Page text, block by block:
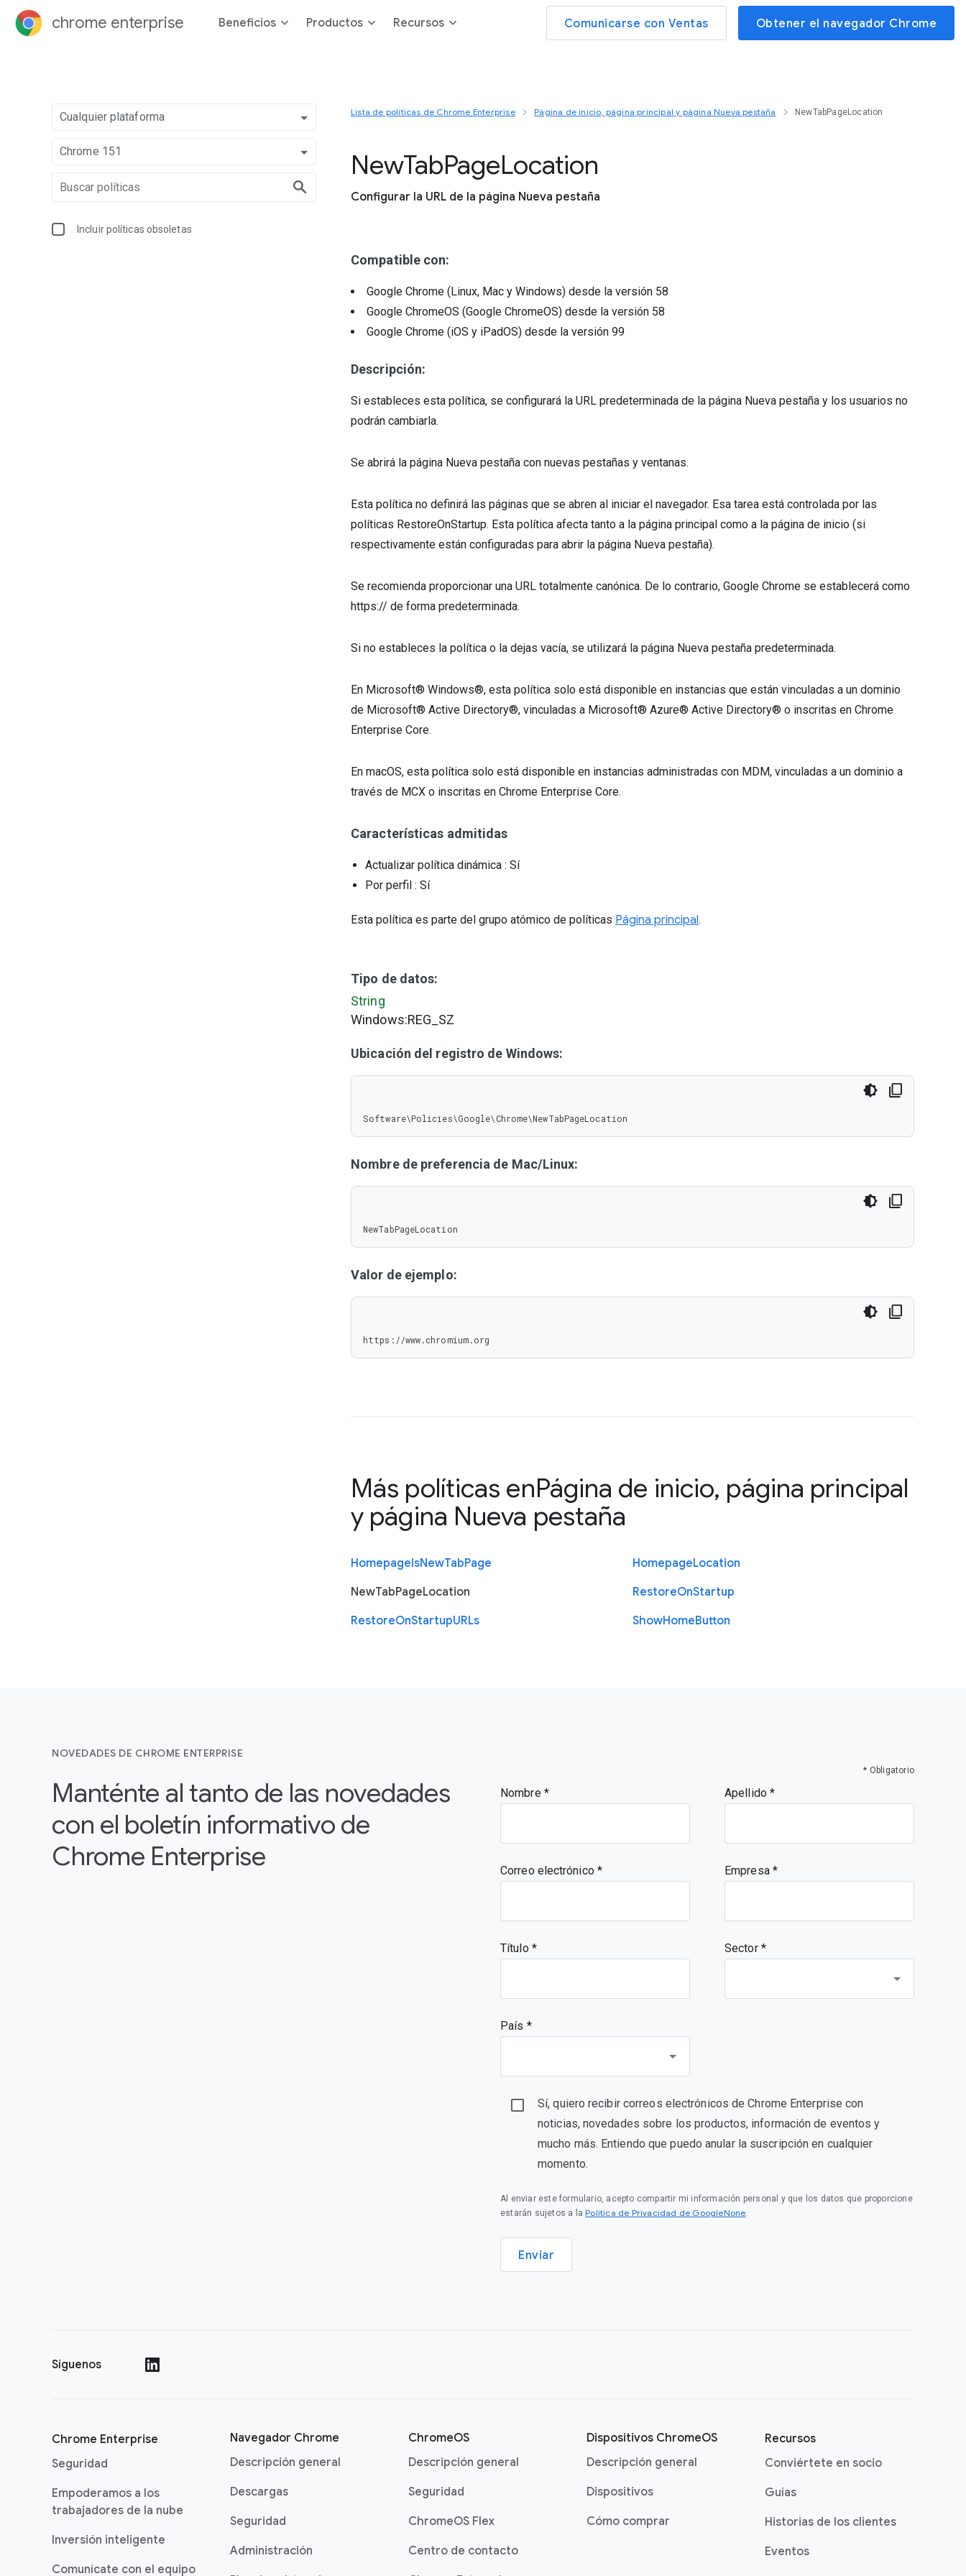
chrome enterprise Beneficios Productos Recursos Comunicarse con Ventas Obtener el navegador Chrome
Cualquier plataforma
Chrome 151
Incluir políticas obsoletas
Lista de políticas de Chrome Enterprise Página de inicio, página principal y página Nueva pestaña NewTabPageLocation
NewTabPageLocation
Configurar la URL de la página Nueva pestaña
Compatible con:
Google Chrome (Linux, Mac y Windows) desde la versión 58
Google ChromeOS (Google ChromeOS) desde la versión 58
Google Chrome (iOS y iPadOS) desde la versión 99
Descripción:
Si estableces esta política, se configurará la URL predeterminada de la página Nueva pestaña y los usuarios no
podrán cambiarla.
Se abrirá la página Nueva pestaña con nuevas pestañas y ventanas.
Esta política no definirá las páginas que se abren al iniciar el navegador. Esa tarea está controlada por las
políticas RestoreOnStartup. Esta política afecta tanto a la página principal como a la página de inicio (si
respectivamente están configuradas para abrir la página Nueva pestaña).
Se recomienda proporcionar una URL totalmente canónica. De lo contrario, Google Chrome se establecerá como
https:// de forma predeterminada.
Si no estableces la política o la dejas vacía, se utilizará la página Nueva pestaña predeterminada.
En Microsoft® Windows®, esta política solo está disponible en instancias que están vinculadas a un dominio
de Microsoft® Active Directory®, vinculadas a Microsoft® Azure® Active Directory® o inscritas en Chrome
Enterprise Core.
En macOS, esta política solo está disponible en instancias administradas con MDM, vinculadas a un dominio a
través de MCX o inscritas en Chrome Enterprise Core.
Características admitidas
Actualizar política dinámica : Sí
Por perfil : Sí
Esta política es parte del grupo atómico de políticas Página principal.
Tipo de datos:
String
Windows:REG_SZ
Ubicación del registro de Windows:
Software\Policies\Google\Chrome\NewTabPageLocation
Nombre de preferencia de Mac/Linux:
NewTabPageLocation
Valor de ejemplo:
https://www.chromium.org
Más políticas enPágina de inicio, página principal
y página Nueva pestaña
HomepageIsNewTabPage HomepageLocation
NewTabPageLocation RestoreOnStartup
RestoreOnStartupURLs ShowHomeButton
NOVEDADES DE CHROME ENTERPRISE
Manténte al tanto de las novedades
con el boletín informativo de
Chrome Enterprise
* Obligatorio
Nombre Apellido
Correo electrónico Empresa
Título Sector *
País *
Sí, quiero recibir correos electrónicos de Chrome Enterprise con
noticias, novedades sobre los productos, información de eventos y
mucho más. Entiendo que puedo anular la suscripción en cualquier
momento.
Al enviar este formulario, acepto compartir mi información personal y que los datos que proporcione
estarán sujetos a la Política de Privacidad de GoogleNone.
Enviar
Síguenos
Chrome Enterprise
Seguridad
Empoderamos a los
trabajadores de la nube
Inversión inteligente
Comunícate con el equipo
Navegador Chrome
Descripción general
Descargas
Seguridad
Administración
ChromeOS
Descripción general
Seguridad
ChromeOS Flex
Centro de contacto
Dispositivos ChromeOS
Descripción general
Dispositivos
Cómo comprar
Recursos
Conviértete en socio
Guías
Historias de los clientes
Eventos